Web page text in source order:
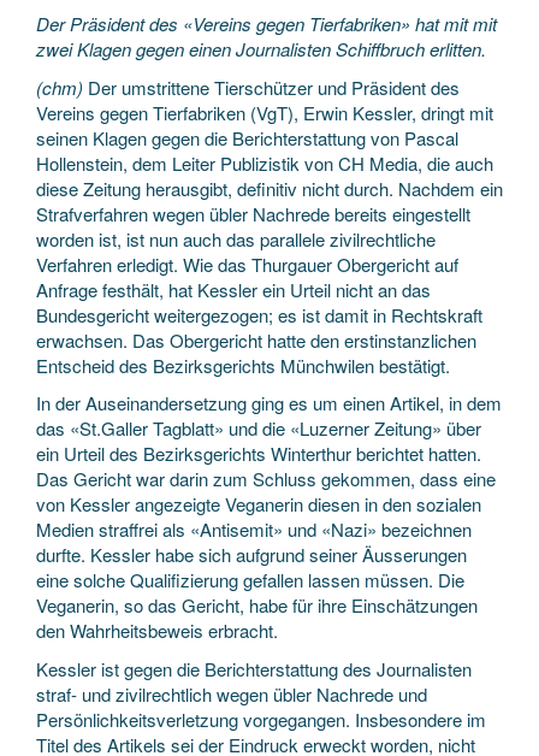
Der Präsident des «Vereins gegen Tierfabriken» hat mit mit
zwei Klagen gegen einen Journalisten Schiffbruch erlitten.
(chm) Der umstrittene Tierschützer und Präsident des
Vereins gegen Tierfabriken (VgT), Erwin Kessler, dringt mit
seinen Klagen gegen die Berichterstattung von Pascal
Hollenstein, dem Leiter Publizistik von CH Media, die auch
diese Zeitung herausgibt, definitiv nicht durch. Nachdem ein
Strafverfahren wegen übler Nachrede bereits eingestellt
worden ist, ist nun auch das parallele zivilrechtliche
Verfahren erledigt. Wie das Thurgauer Obergericht auf
Anfrage festhält, hat Kessler ein Urteil nicht an das
Bundesgericht weitergezogen; es ist damit in Rechtskraft
erwachsen. Das Obergericht hatte den erstinstanzlichen
Entscheid des Bezirksgerichts Münchwilen bestätigt.
In der Auseinandersetzung ging es um einen Artikel, in dem
das «St.Galler Tagblatt» und die «Luzerner Zeitung» über
ein Urteil des Bezirksgerichts Winterthur berichtet hatten.
Das Gericht war darin zum Schluss gekommen, dass eine
von Kessler angezeigte Veganerin diesen in den sozialen
Medien straffrei als «Antisemit» und «Nazi» bezeichnen
durfte. Kessler habe sich aufgrund seiner Äusserungen
eine solche Qualifizierung gefallen lassen müssen. Die
Veganerin, so das Gericht, habe für ihre Einschätzungen
den Wahrheitsbeweis erbracht.
Kessler ist gegen die Berichterstattung des Journalisten
straf- und zivilrechtlich wegen übler Nachrede und
Persönlichkeitsverletzung vorgegangen. Insbesondere im
Titel des Artikels sei der Eindruck erweckt worden, nicht